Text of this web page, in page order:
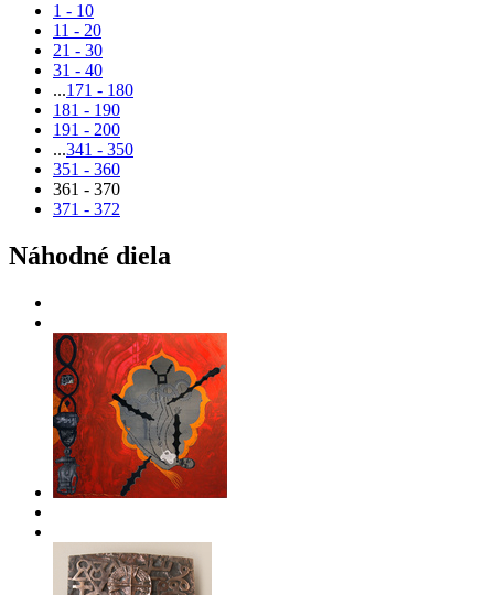
1 - 10
11 - 20
21 - 30
31 - 40
...171 - 180
181 - 190
191 - 200
...341 - 350
351 - 360
361 - 370
371 - 372
Náhodné diela